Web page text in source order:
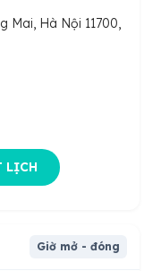
Mai, Hà Nội 11700,
LỊCH
Giờ mở - đóng